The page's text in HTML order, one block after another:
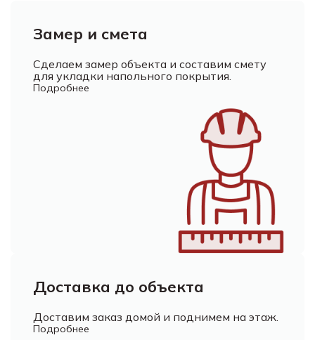
Замер и смета
Сделаем замер объекта и составим смету
для укладки напольного покрытия.
Подробнее
Доставка до объекта
Доставим заказ домой и поднимем на этаж.
Подробнее